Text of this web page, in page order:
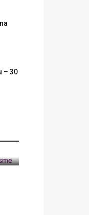
– 30